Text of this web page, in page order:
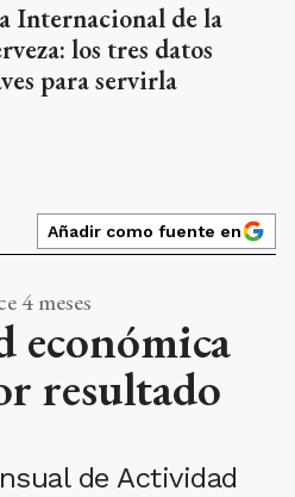
Internacional de la
los tres datos
para servirla
Añadir como fuente en
4 meses
económica
resultado
de Actividad